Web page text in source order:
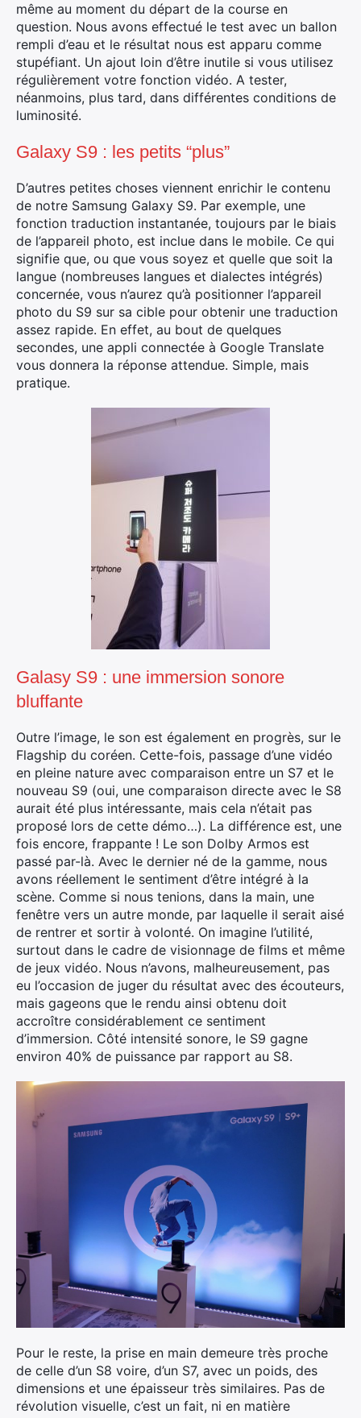
même au moment du départ de la course en
question. Nous avons effectué le test avec un ballon
rempli d’eau et le résultat nous est apparu comme
stupéfiant. Un ajout loin d’être inutile si vous utilisez
régulièrement votre fonction vidéo. A tester,
néanmoins, plus tard, dans différentes conditions de
luminosité.
Galaxy S9 : les petits “plus”
D’autres petites choses viennent enrichir le contenu
de notre Samsung Galaxy S9. Par exemple, une
fonction traduction instantanée, toujours par le biais
de l’appareil photo, est inclue dans le mobile. Ce qui
signifie que, ou que vous soyez et quelle que soit la
langue (nombreuses langues et dialectes intégrés)
concernée, vous n’aurez qu’à positionner l’appareil
photo du S9 sur sa cible pour obtenir une traduction
assez rapide. En effet, au bout de quelques
secondes, une appli connectée à Google Translate
vous donnera la réponse attendue. Simple, mais
pratique.
Galasy S9 : une immersion sonore
bluffante
Outre l’image, le son est également en progrès, sur le
Flagship du coréen. Cette-fois, passage d’une vidéo
en pleine nature avec comparaison entre un S7 et le
nouveau S9 (oui, une comparaison directe avec le S8
aurait été plus intéressante, mais cela n’était pas
proposé lors de cette démo…). La différence est, une
fois encore, frappante ! Le son Dolby Armos est
passé par-là. Avec le dernier né de la gamme, nous
avons réellement le sentiment d’être intégré à la
scène. Comme si nous tenions, dans la main, une
fenêtre vers un autre monde, par laquelle il serait aisé
de rentrer et sortir à volonté. On imagine l’utilité,
surtout dans le cadre de visionnage de films et même
de jeux vidéo. Nous n’avons, malheureusement, pas
eu l’occasion de juger du résultat avec des écouteurs,
mais gageons que le rendu ainsi obtenu doit
accroître considérablement ce sentiment
d’immersion. Côté intensité sonore, le S9 gagne
environ 40% de puissance par rapport au S8.
Pour le reste, la prise en main demeure très proche
de celle d’un S8 voire, d’un S7, avec un poids, des
dimensions et une épaisseur très similaires. Pas de
révolution visuelle, c’est un fait, ni en matière